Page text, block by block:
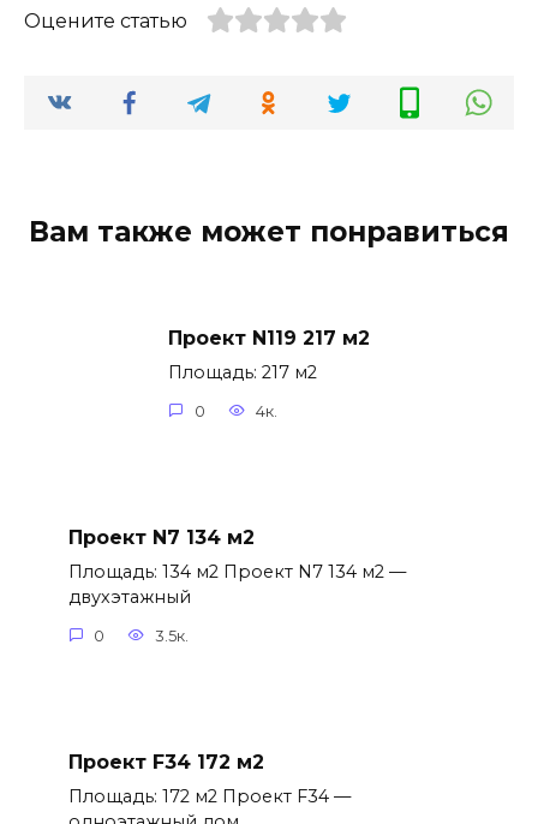
Оцените статью
Вам также может понравиться
Проект N119 217 м2
Площадь: 217 м2
0 4к.
Проект N7 134 м2
Площадь: 134 м2 Проект N7 134 м2 —
двухэтажный
0 3.5к.
Проект F34 172 м2
Площадь: 172 м2 Проект F34 —